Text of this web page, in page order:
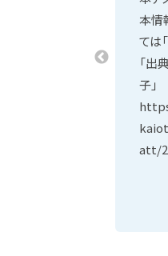
本情
ては
「
子」
att/